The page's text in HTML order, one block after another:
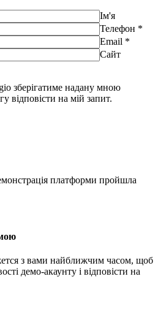
Ім'я
Телефон *
Email *
Сайт
зберігатиме надану мною
відповісти на мій запит.
платформи пройшла
з вами найближчим часом, щоб
демо-акаунту і відповісти на